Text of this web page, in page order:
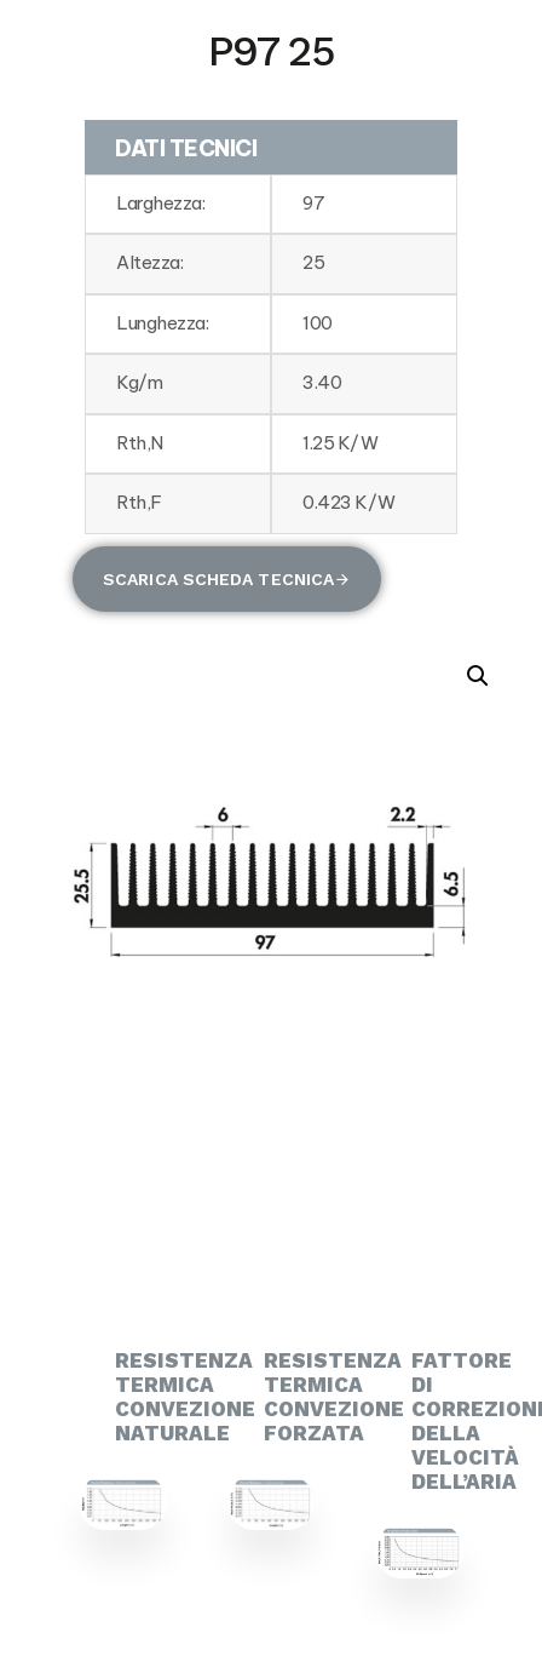
P97 25
DATI TECNICI
Larghezza: 97
Altezza: 25
Lunghezza: 100
Kg/m 3.40
Rth,N 1.25 K/W
Rth,F 0.423 K/W
SCARICA SCHEDA TECNICA
RESISTENZA
TERMICA
CONVEZIONE
NATURALE
RESISTENZA
TERMICA
CONVEZIONE
FORZATA
FATTORE
DI
DELLA
VELOCITÀ
DELL’ARIA